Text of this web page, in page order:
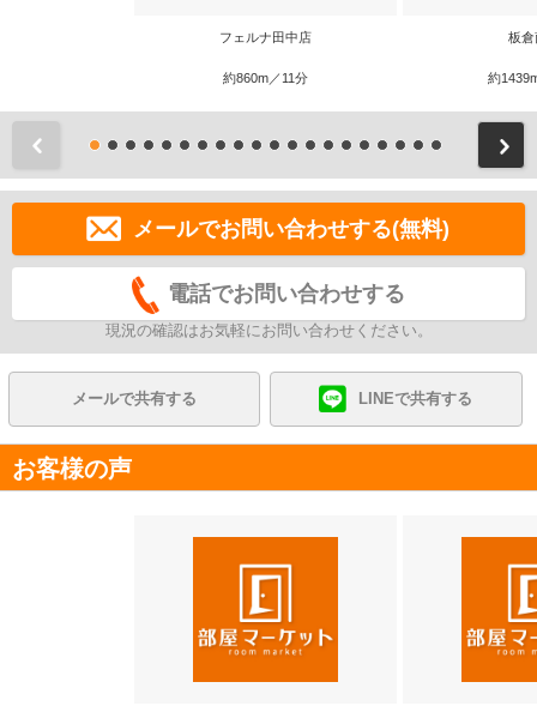
フェルナ田中店
約860m／11分
板倉
約
メールでお問い合わせする(無料)
電話でお問い合わせする
現況の確認はお気軽にお問い合わせください。
メールで共有する LINEで共有する
お客様の声